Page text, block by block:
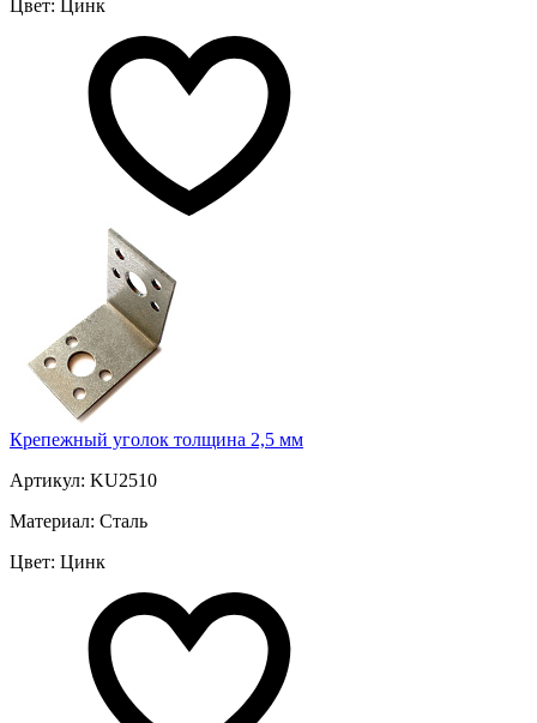
Цвет: Цинк
Крепежный уголок толщина 2,5 мм
Артикул: KU2510
Материал: Сталь
Цвет: Цинк